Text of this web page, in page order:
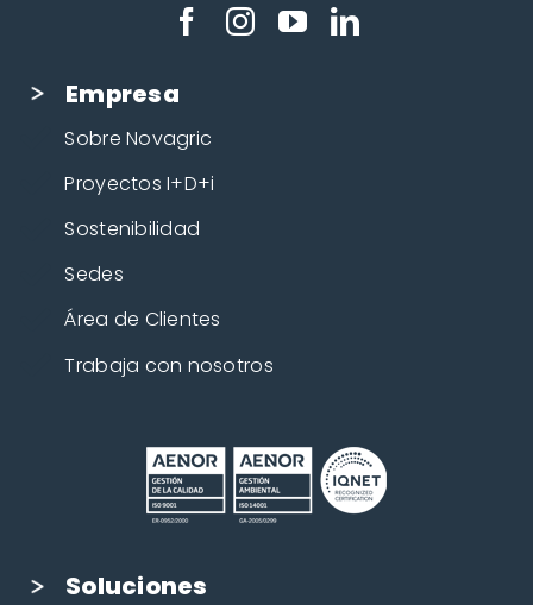
Empresa
Sobre Novagric
Proyectos I+D+i
Sostenibilidad
Sedes
Área de Clientes
Trabaja con nosotros
Soluciones